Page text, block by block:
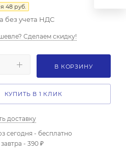
48 руб.
без учета НДС
Сделаем скидку!
В КОРЗИНУ
КУПИТЬ В 1 КЛИК
доставку
сегодня - бесплатно
- 390 ₽